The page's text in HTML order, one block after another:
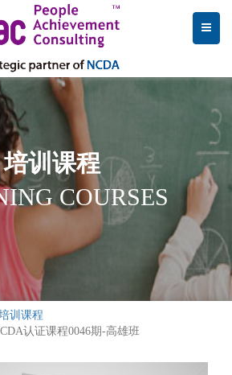
培训课程
COURSES
训课程
认证课程0046期-高雄班